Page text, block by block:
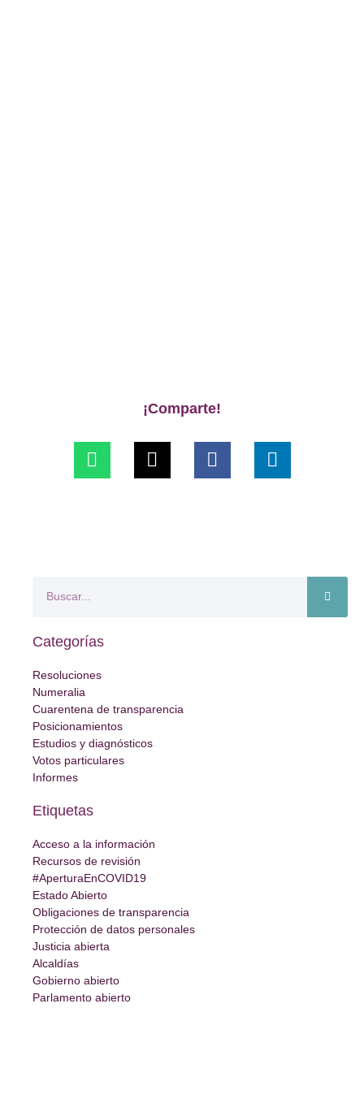
¡Comparte!
Categorías
Resoluciones
Numeralia
Cuarentena de transparencia
Posicionamientos
Estudios y diagnósticos
Votos particulares
Informes
Etiquetas
Acceso a la información
Recursos de revisión
#AperturaEnCOVID19
Estado Abierto
Obligaciones de transparencia
Protección de datos personales
Justicia abierta
Alcaldías
Gobierno abierto
Parlamento abierto